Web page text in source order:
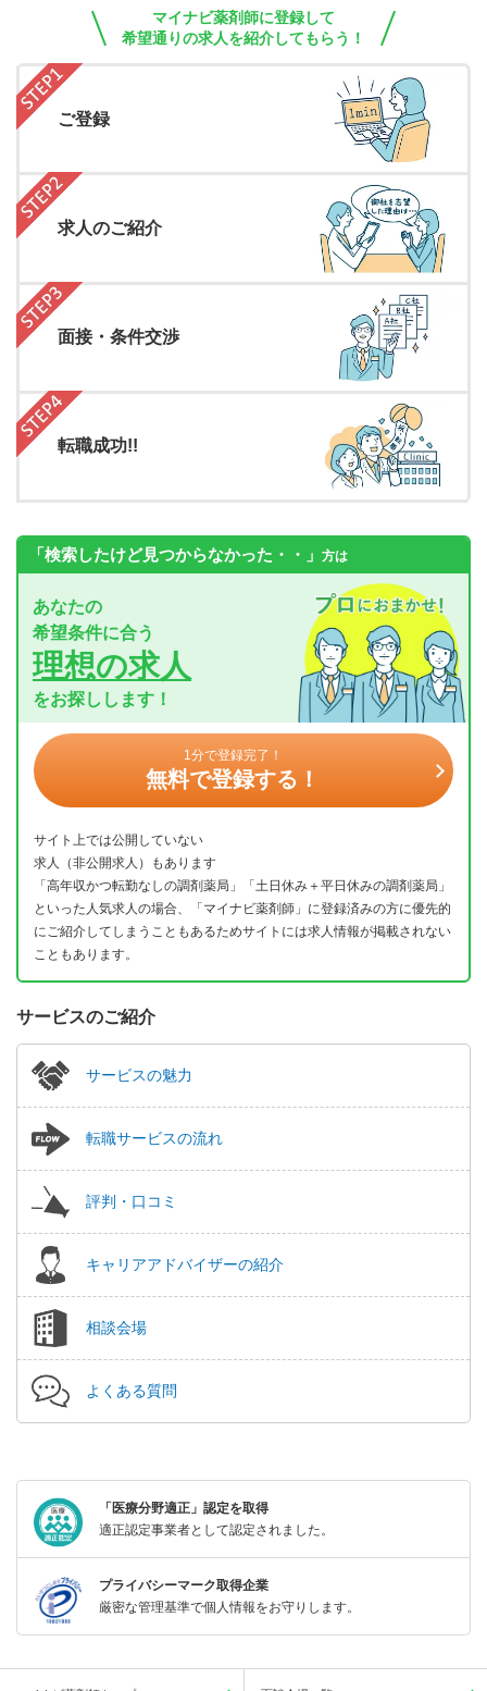
マイナビ薬剤師に登録して
希望通りの求人を紹介してもらう！
ご登録
求人のご紹介
面接・条件交渉
転職成功!!
「検索したけど見つからなかった・・」 方は
あなたの
希望条件に合う
理想の求人
をお探しします！
1分で登録完了！
無料で登録する！
サイト上では公開していない
求人（非公開求人）もあります
「高年収かつ転勤なしの調剤薬局」「土日休み＋平日休みの調剤薬局」
といった人気求人の場合、「マイナビ薬剤師」に登録済みの方に優先的
にご紹介してしまうこともあるためサイトには求人情報が掲載されない
こともあります。
サービスのご紹介
サービスの魅力
転職サービスの流れ
評判・口コミ
キャリアアドバイザーの紹介
相談会場
よくある質問
「医療分野適正」認定を取得
適正認定事業者として認定されました。
プライバシーマーク取得企業
厳密な管理基準で個人情報をお守りします。